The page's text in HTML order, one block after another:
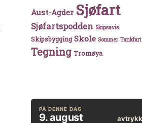
Aust-Agder Sjøfart
Sjøfartspodden Skipsavis
Skipsbygging Skole Sommer Tankfart
Tegning Tromøya